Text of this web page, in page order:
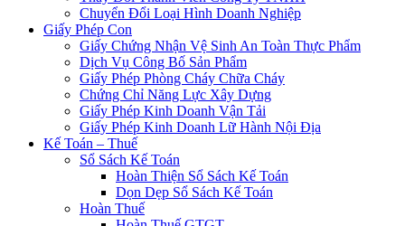
Chuyển Đổi Loại Hình Doanh Nghiệp
Giấy Phép Con
Giấy Chứng Nhận Vệ Sinh An Toàn Thực Phẩm
Dịch Vụ Công Bố Sản Phẩm
Giấy Phép Phòng Cháy Chữa Cháy
Chứng Chỉ Năng Lực Xây Dựng
Giấy Phép Kinh Doanh Vận Tải
Giấy Phép Kinh Doanh Lữ Hành Nội Địa
Kế Toán – Thuế
Sổ Sách Kế Toán
Hoàn Thiện Sổ Sách Kế Toán
Dọn Dẹp Sổ Sách Kế Toán
Hoàn Thuế